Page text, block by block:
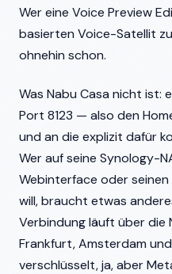
Wer eine Voice Preview
basierten Voice-Satellit
ohnehin schon.
Was Nabu Casa nicht ist:
Port 8123 — also den
und an die explizit dafür
Wer auf seine Synology-
Webinterface oder
will, braucht etwas
Verbindung läuft über die
Frankfurt, Amsterdam
verschlüsselt, ja, aber